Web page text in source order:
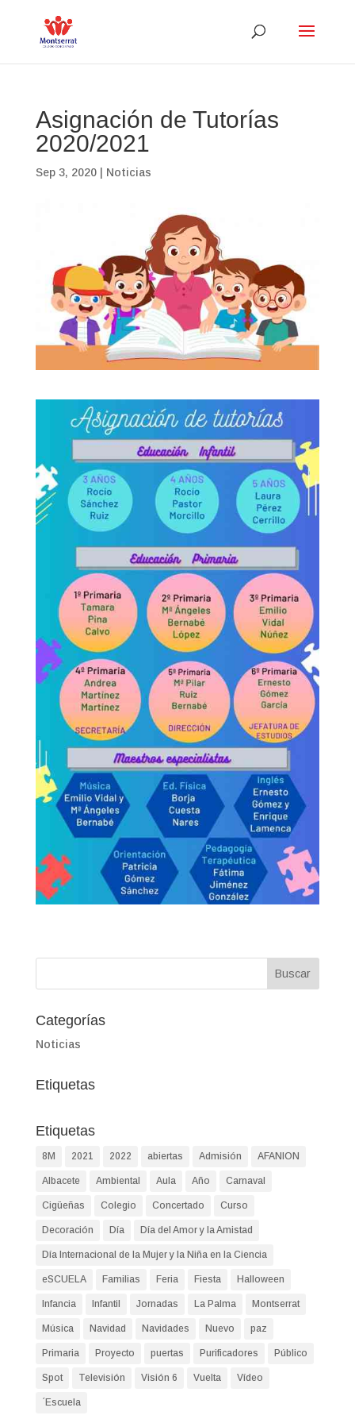
Asignación de Tutorías
2020/2021
Sep 3, 2020| Noticias
Categorías
Noticias
Etiquetas
Etiquetas
8M 2021 2022 abiertas Admisión AFANION
Albacete Ambiental Aula Año Carnaval
Cigüeñas Colegio Concertado Curso
Decoración Día Día del Amor y la Amistad
Día Internacional de la Mujer y la Niña en la Ciencia
eSCUELA Familias Feria Fiesta Halloween
Infancia Infantil Jornadas La Palma Montserrat
Música Navidad Navidades Nuevo paz
Primaria Proyecto puertas Purificadores Público
Spot Televisión Visión 6 Vuelta Vídeo
´Escuela